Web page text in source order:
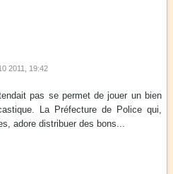
2011 , 19:42
pas se permet de jouer un bien
La Préfecture de Police qui,
adore distribuer des bons...